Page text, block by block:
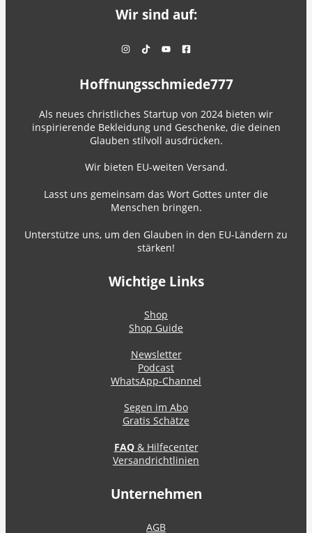
Wir sind auf:
Hoffnungsschmiede777
Als neues christliches Startup von 2024 bieten wir
inspirierende Bekleidung und Geschenke, die deinen
Glauben stilvoll ausdrücken.
Wir bieten EU-weiten Versand.
Lasst uns gemeinsam das Wort Gottes unter die
Menschen bringen.
Unterstütze uns, um den Glauben in den EU-Ländern zu
stärken!
Wichtige Links
Shop
Shop Guide
Newsletter
Podcast
WhatsApp-Channel
Segen im Abo
Gratis Schätze
FAQ& Hilfecenter
Versandrichtlinien
Unternehmen
AGB